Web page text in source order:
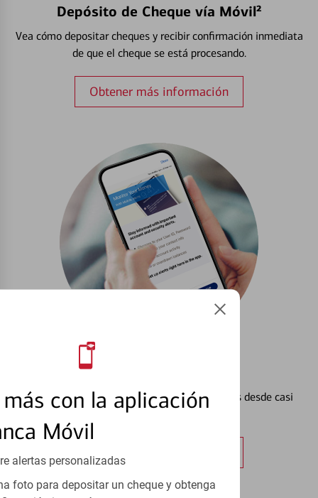
con la aplicación
Móvil
alertas personalizadas
foto para depositar un cheque y obtenga
Depósito de Cheque vía Móvil²
Vea cómo depositar cheques y recibir confirmación inmediata
de que el cheque se está procesando.
Obtener más información
Vea cómo mantener el control de sus finanzas desde casi
cualquier lugar.
Obtener más información